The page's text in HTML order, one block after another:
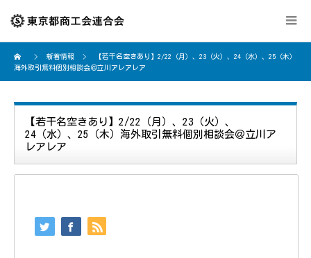
新着情報
【若干名空きあり】2/22（月）、23（火）、24（水）、25（木）
海外取引無料個別相談会＠立川アレアレア
【若干名空きあり】2/22（月）、23（火）、
24（水）、25（木）海外取引無料個別相談会＠立川ア
レアレア